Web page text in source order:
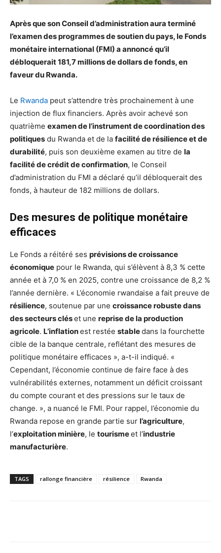
Après que son Conseil d’administration aura terminé
l’examen des programmes de soutien du pays, le Fonds
monétaire international (FMI) a annoncé qu’il
débloquerait 181,7 millions de dollars de fonds, en
faveur du Rwanda.
Le Rwanda peut s’attendre très prochainement à une
injection de flux financiers. Après avoir achevé son
quatrième examen de l’instrument de coordination des
politiques du Rwanda et de la facilité de résilience et de
durabilité, puis son deuxième examen au titre de la
facilité de crédit de confirmation, le Conseil
d’administration du FMI a déclaré qu’il débloquerait des
fonds, à hauteur de 182 millions de dollars.
Des mesures de politique monétaire
efficaces
Le Fonds a réitéré ses prévisions de croissance
économique pour le Rwanda, qui s’élèvent à 8,3 % cette
année et à 7,0 % en 2025, contre une croissance de 8,2 %
l’année dernière. « L’économie rwandaise a fait preuve de
résilience, soutenue par une croissance robuste dans
des secteurs cléset une reprise de la production
agricole. L’inflationest restée stabledans la fourchette
cible de la banque centrale, reflétant des mesures de
politique monétaire efficaces », a-t-il indiqué. «
Cependant, l’économie continue de faire face à des
vulnérabilités externes, notamment un déficit croissant
du compte courant et des pressions sur le taux de
change. », a nuancé le FMI. Pour rappel, l’économie du
Rwanda repose en grande partie sur l’agriculture,
l’exploitation minière, le tourismeet l’industrie
manufacturière.
TAGS rallonge financière résilience Rwanda